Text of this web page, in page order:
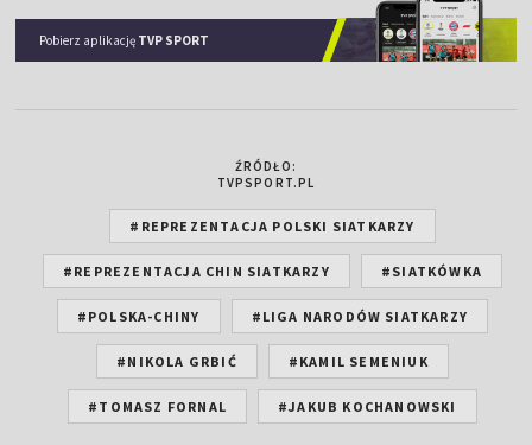
Pobierz aplikację TVP SPORT
ŹRÓDŁO:
TVPSPORT.PL
#REPREZENTACJA POLSKI SIATKARZY
#REPREZENTACJA CHIN SIATKARZY #SIATKÓWKA
#POLSKA-CHINY #LIGA NARODÓW SIATKARZY
#NIKOLA GRBIĆ #KAMIL SEMENIUK
#TOMASZ FORNAL #JAKUB KOCHANOWSKI